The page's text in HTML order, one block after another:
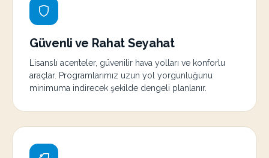
Güvenli ve Rahat Seyahat
Lisanslı acenteler, güvenilir hava yolları ve konforlu
araçlar. Programlarımız uzun yol yorgunluğunu
minimuma indirecek şekilde dengeli planlanır.